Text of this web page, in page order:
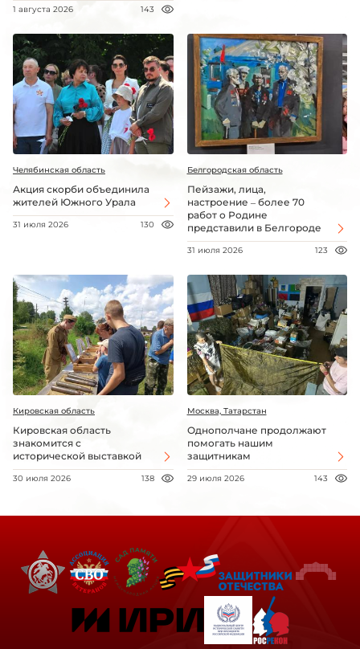
1 августа 2026 143
Челябинская область
Акция скорби объединила
жителей Южного Урала
31 июля 2026 130
Белгородская область
Пейзажи, лица,
настроение – более 70
работ о Родине
представили в Белгороде
31 июля 2026 123
Кировская область
Кировская область
знакомится с
исторической выставкой
30 июля 2026 138
Москва, Татарстан
Однополчане продолжают
помогать нашим
защитникам
29 июля 2026 143